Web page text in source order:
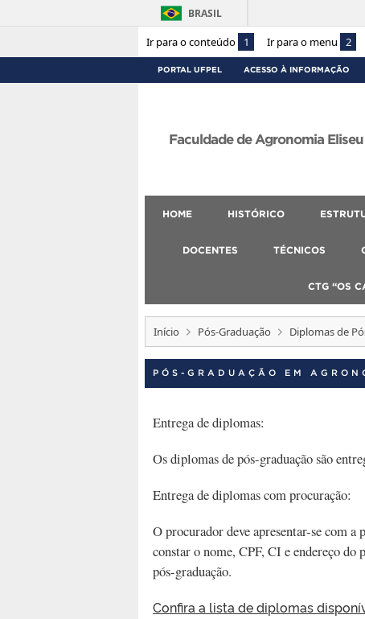
Ir para o conteúdo 1 Ir para o menu 2
BRASIL
PORTAL UFPEL ACESSO À INFORMAÇÃO
Faculdade de Agronomia
HOME HISTÓRICO
DOCENTES TÉCNICOS
CTG “OS
Início Pós-Graduação Diplomas de
PÓS-GRADUAÇÃO EM
Entrega de diplomas:
Os diplomas de pós-graduação são
Entrega de diplomas com procuração:
O procurador deve apresentar-se com
constar o nome, CPF, CI e endereço
pós-graduação.
Confira a lista de diplomas